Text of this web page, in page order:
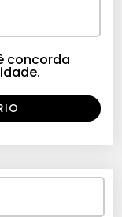
concorda